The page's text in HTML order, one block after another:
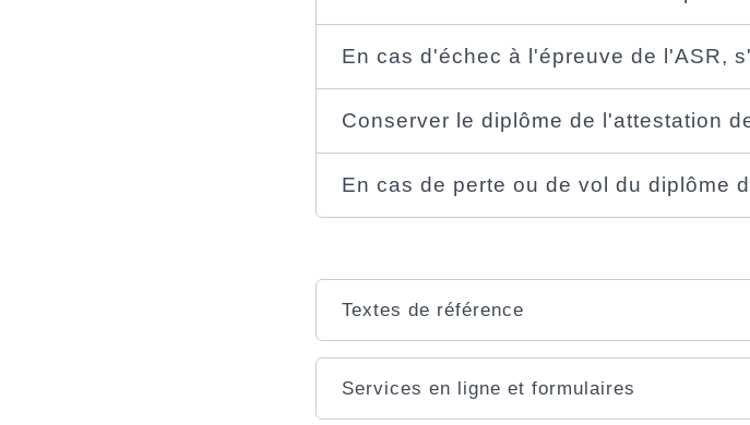
En cas d'échec à l'épreuve de l'ASR,
Conserver le diplôme de l'attestation
En cas de perte ou de vol du diplôme
Textes de référence
Services en ligne et formulaires